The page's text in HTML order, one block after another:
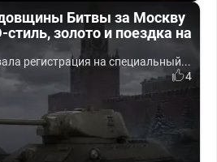
Битвы за Москву
золото и поездка на
регистрация на специальный...
4